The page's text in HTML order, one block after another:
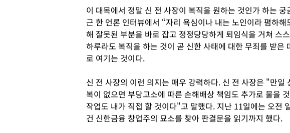
이 대목에서 정말 신 전 사장이 복직을 원하는 것인가 하는
근 한 언론 인터뷰에서 “자리 욕심이나 내는 노인이라 폄하
해 잘못된 부분을 바로 잡고 정정당당하게 퇴임식을 거쳐 스
하루라도 복직을 하는 것이 곧 신한 사태에 대한 무죄를 받은
로 여기는 것이다.
신 전 사장의 이런 의지는 매우 강력하다. 신 전 사장은 "만일
복이 없으면 부당고소에 따른 손해배상 책임도 추가로 물을
작업도 내가 직접 할 것이다"고 말했다. 지난 11일에는 오전
건 신한금융 창업주의 묘소를 찾아 판결문을 읽기까지 했다.